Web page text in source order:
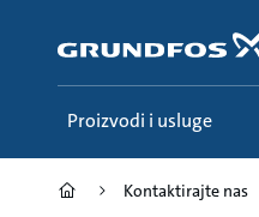
Proizvodi i usluge
Kontaktirajte nas